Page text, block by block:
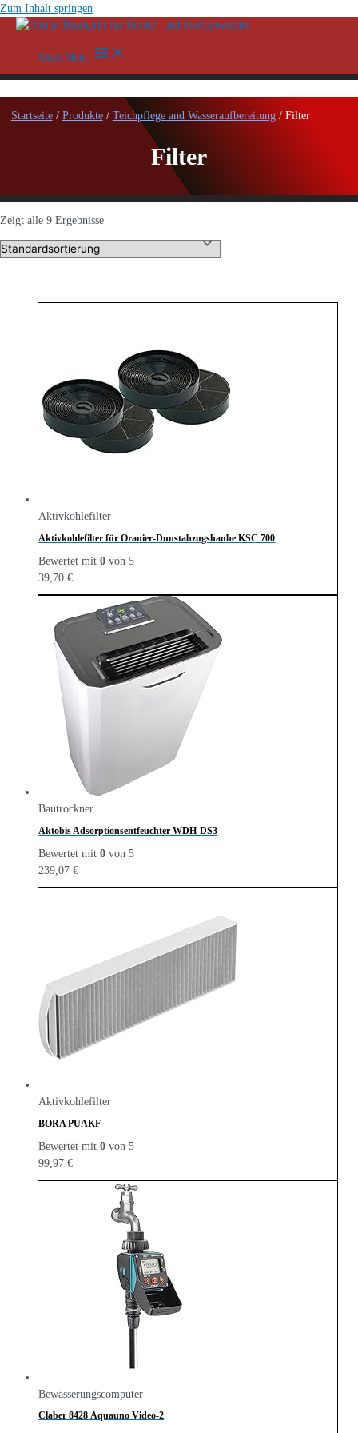
Zum Inhalt springen
Main Menu
Startseite/ Produkte/ Teichpflege and Wasseraufbereitung/ Filter
Filter
Zeigt alle 9 Ergebnisse
Aktivkohlefilter
Aktivkohlefilter für Oranier-Dunstabzugshaube KSC 700
Bewertet mit0 von 5
39,70€
Bautrockner
Aktobis Adsorptionsentfeuchter WDH-DS3
Bewertet mit0 von 5
239,07€
Aktivkohlefilter
BORA PUAKF
Bewertet mit0 von 5
99,97€
Bewässerungscomputer
Claber 8428 Aquauno Video-2